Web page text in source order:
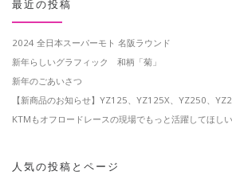
最近の投稿
2024 全日本スーパーモト 名阪ラウンド
新年らしいグラフィック 和柄「菊」
新年のごあいさつ
【新商品のお知らせ】YZ125、YZ125X、YZ250、
KTMもオフロードレースの現場でもっと活躍してほしい
人気の投稿とページ